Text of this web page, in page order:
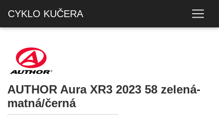
CYKLO KUČERA
AUTHOR Aura XR3 2023 58 zelená-
matná/černá